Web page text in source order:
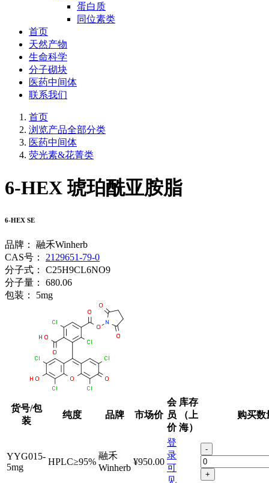
蛋白质
同位素类
首页
天然产物
生命科学
分子砌块
医药中间体
联系我们
首页
浏览产品全部分类
医药中间体
荧光素&花菁类
6-HEX 琥珀酰亚胺脂
6-HEX SE
品牌：
融禾Winherb
CAS号：
2129651-79-0
分子式：
C25H9CL6NO9
分子量：
680.06
包装：
5mg
货号/包
装
纯度 品牌 市场价
会
员
价
库存
（上
海）
购买数
YYG015-
5mg
HPLC≥95%
融禾
Winherb
¥950.00
登
录
可
见
-
+